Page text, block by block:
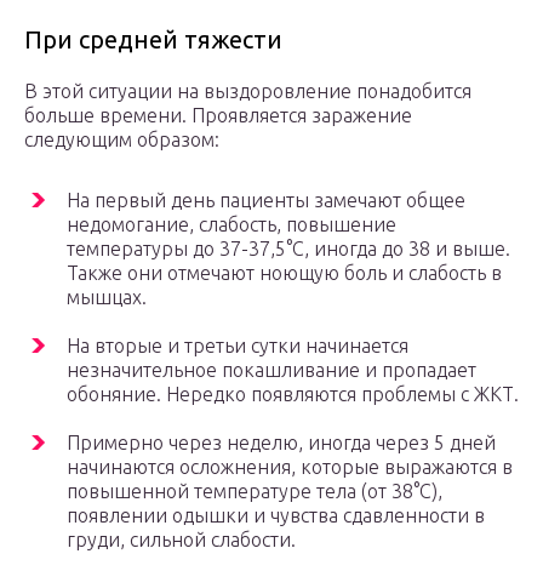
При средней тяжести
В этой ситуации на выздоровление понадобится
больше времени. Проявляется заражение
следующим образом:
На первый день пациенты замечают общее
недомогание, слабость, повышение
температуры до 37-37,5°С, иногда до 38 и выше.
Также они отмечают ноющую боль и слабость в
мышцах.
На вторые и третьи сутки начинается
незначительное покашливание и пропадает
обоняние. Нередко появляются проблемы с ЖКТ.
Примерно через неделю, иногда через 5 дней
начинаются осложнения, которые выражаются в
повышенной температуре тела (от 38°С),
появлении одышки и чувства сдавленности в
груди, сильной слабости.